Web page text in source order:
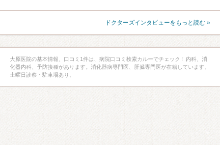
ドクターズインタビューをもっと読む »
大原医院の基本情報、口コミ1件は、病院口コミ検索カルーでチェック！内科、消
化器内科、予防接種があります。消化器病専門医、肝臓専門医が在籍しています。
土曜日診察・駐車場あり。